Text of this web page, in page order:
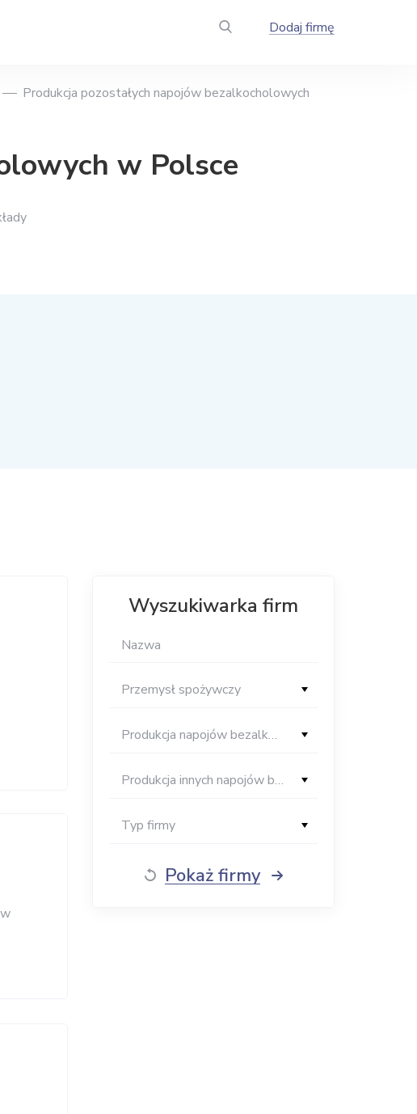
Dodaj firmę
Produkcja pozostałych napojów bezalkocholowych
w Polsce
Wyszukiwarka firm
Przemysł spożywczy
Produkcja napojów bezalkoholowych
Produkcja innych napojów bezalkocholowych
Typ firmy
Pokaż firmy